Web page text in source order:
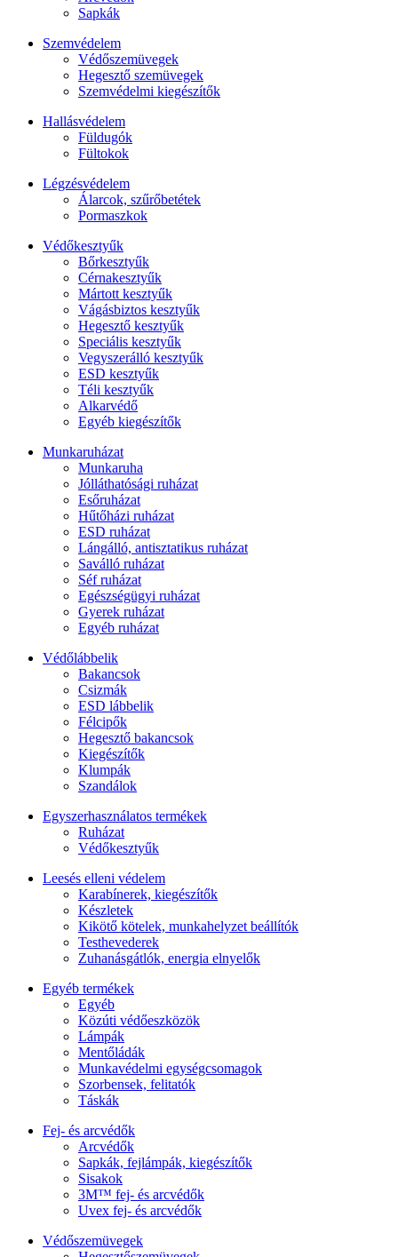
Sapkák
Szemvédelem
Védőszemüvegek
Hegesztő szemüvegek
Szemvédelmi kiegészítők
Hallásvédelem
Füldugók
Fültokok
Légzésvédelem
Álarcok, szűrőbetétek
Pormaszkok
Védőkesztyűk
Bőrkesztyűk
Cérnakesztyűk
Mártott kesztyűk
Vágásbiztos kesztyűk
Hegesztő kesztyűk
Speciális kesztyűk
Vegyszerálló kesztyűk
ESD kesztyűk
Téli kesztyűk
Alkarvédő
Egyéb kiegészítők
Munkaruházat
Munkaruha
Jólláthatósági ruházat
Esőruházat
Hűtőházi ruházat
ESD ruházat
Lángálló, antisztatikus ruházat
Saválló ruházat
Séf ruházat
Egészségügyi ruházat
Gyerek ruházat
Egyéb ruházat
Védőlábbelik
Bakancsok
Csizmák
ESD lábbelik
Félcipők
Hegesztő bakancsok
Kiegészítők
Klumpák
Szandálok
Egyszerhasználatos termékek
Ruházat
Védőkesztyűk
Leesés elleni védelem
Karabínerek, kiegészítők
Készletek
Kikötő kötelek, munkahelyzet beállítók
Testhevederek
Zuhanásgátlók, energia elnyelők
Egyéb termékek
Egyéb
Közúti védőeszközök
Lámpák
Mentőládák
Munkavédelmi egységcsomagok
Szorbensek, felitatók
Táskák
Fej- és arcvédők
Arcvédők
Sapkák, fejlámpák, kiegészítők
Sisakok
3M™ fej- és arcvédők
Uvex fej- és arcvédők
Védőszemüvegek